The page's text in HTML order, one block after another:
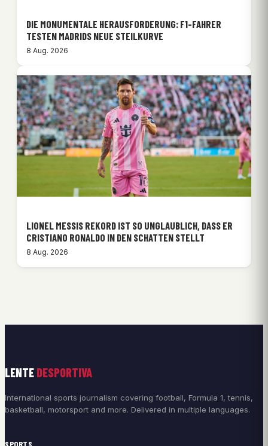
DIE MONUMENTALE HERAUSFORDERUNG: F1-FAHRER
TESTEN MADRIDS NEUE STEILKURVE
8 Aug. 2026
LIONEL MESSIS REKORD IST SO UNGLAUBLICH, DASS ER
CRISTIANO RONALDO IN DEN SCHATTEN STELLT
8 Aug. 2026
LENTE DESPORTIVA
International sports journalism covering football, Formula 1, tennis,
basketball, motorsport and more. Delivered in multiple languages.
SPORTS